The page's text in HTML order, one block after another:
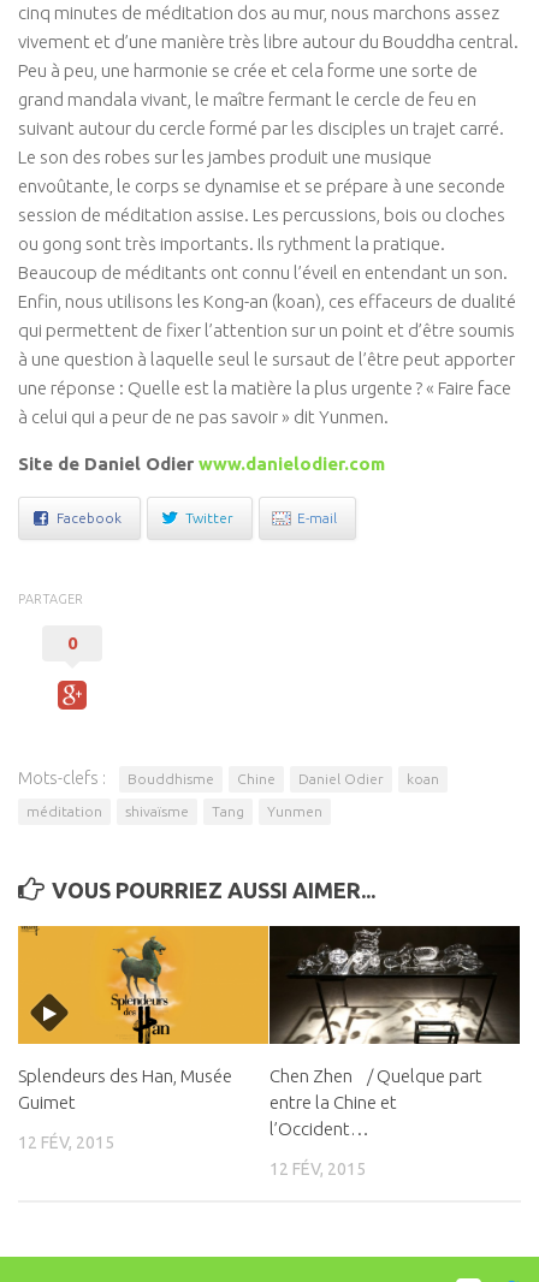
cinq minutes de méditation dos au mur, nous marchons assez
vivement et d’une manière très libre autour du Bouddha central.
Peu à peu, une harmonie se crée et cela forme une sorte de
grand mandala vivant, le maître fermant le cercle de feu en
suivant autour du cercle formé par les disciples un trajet carré.
Le son des robes sur les jambes produit une musique
envoûtante, le corps se dynamise et se prépare à une seconde
session de méditation assise. Les percussions, bois ou cloches
ou gong sont très importants. Ils rythment la pratique.
Beaucoup de méditants ont connu l’éveil en entendant un son.
Enfin, nous utilisons les Kong-an (koan), ces effaceurs de dualité
qui permettent de fixer l’attention sur un point et d’être soumis
à une question à laquelle seul le sursaut de l’être peut apporter
une réponse : Quelle est la matière la plus urgente ? « Faire face
à celui qui a peur de ne pas savoir » dit Yunmen.
Site de Daniel Odier www.danielodier.com
Facebook Twitter E-mail
PARTAGER
0
Mots-clefs : Bouddhisme Chine Daniel Odier koan
méditation shivaïsme Tang Yunmen
VOUS POURRIEZ AUSSI AIMER...
Splendeurs des Han, Musée
Guimet
12 FÉV, 2015
Chen Zhen / Quelque part
entre la Chine et
l’Occident…
12 FÉV, 2015